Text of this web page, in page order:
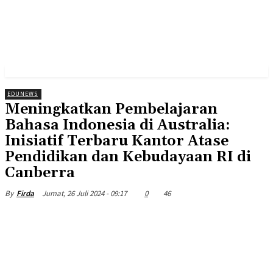
EDUNEWS
Meningkatkan Pembelajaran
Bahasa Indonesia di Australia:
Inisiatif Terbaru Kantor Atase
Pendidikan dan Kebudayaan RI di
Canberra
By Firda Jumat, 26 Juli 2024 - 09:17 0 46